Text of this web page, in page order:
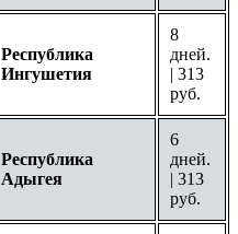
Республика
Ингушетия
8
дней.
| 313
руб.
Республика
Адыгея
6
дней.
| 313
руб.